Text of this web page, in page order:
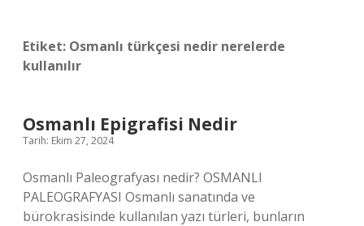
Etiket: Osmanlı türkçesi nedir nerelerde
kullanılır
Osmanlı Epigrafisi Nedir
Tarih: Ekim 27, 2024
Osmanlı Paleografyası nedir? OSMANLI
PALEOGRAFYASI Osmanlı sanatında ve
bürokrasisinde kullanılan yazı türleri, bunların